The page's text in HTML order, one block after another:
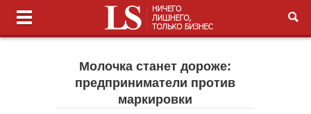
Молочка станет дороже:
предприниматели против
маркировки